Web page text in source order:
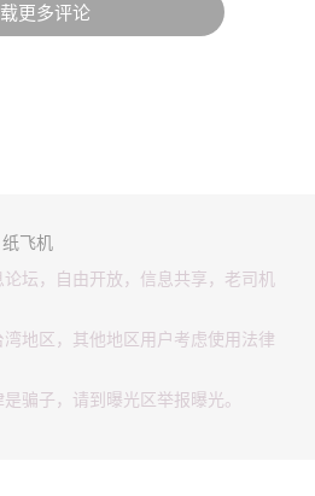
更多评论
纸飞机
坛，自由开放，信息共享，老司机
地区，其他地区用户考虑使用法律
骗子，请到曝光区举报曝光。